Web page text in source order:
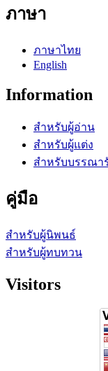
ภาษา
ภาษาไทย
English
Information
สำหรับผู้อ่าน
สำหรับผู้แต่ง
สำหรับบรรณา
คู่มือ
สำหรับผู้นิพนธ์
สำหรับผู้ทบทวน
Visitors